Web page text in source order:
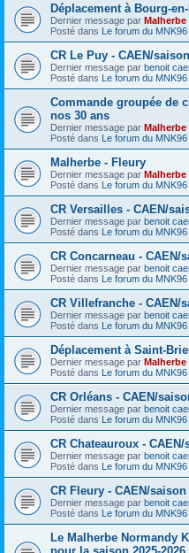
Déplacement à Bourg-
Dernier message par
Posté dans Le forum du MNK96
CR Le Puy - CAEN/
Dernier message par benoit
Posté dans Le forum du MNK96
Commande groupée de
nos 30 ans
Dernier message par
Posté dans Le forum du MNK96
Malherbe - Fleury
Dernier message par
Posté dans Le forum du MNK96
CR Versailles - CAEN/
Dernier message par benoit
Posté dans Le forum du MNK96
CR Concarneau - CAEN/
Dernier message par benoit
Posté dans Le forum du MNK96
CR Villefranche - CAEN/
Dernier message par benoit
Posté dans Le forum du MNK96
Déplacement à Saint-
Dernier message par
Posté dans Le forum du MNK96
CR Orléans - CAEN/
Dernier message par benoit
Posté dans Le forum du MNK96
CR Chateauroux - CAEN/
Dernier message par benoit
Posté dans Le forum du MNK96
CR Fleury - CAEN/saison
Dernier message par benoit
Posté dans Le forum du MNK96
Le Malherbe Normandy
pour la saison 2025-2026